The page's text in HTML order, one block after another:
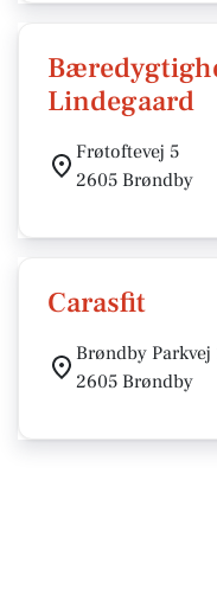
Lindegaard
Frøtoftevej 5
2605 Brøndby
Carasfit
Brøndby Parkvej
2605 Brøndby